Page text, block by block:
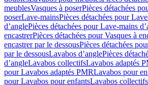
meublesVasques à poserPièces détachées
poserLave-mainsPièces détachées pour
d’anglePièces détachées pour Lave-mains
encastrerPièces détachées pour Vasques à
encastrer par le dessousPièces détachées
par le dessousLavabos d’anglePièces
d’angleLavabos collectifsLavabos adaptés
pour Lavabos adaptés PMRLavabos pour
pour Lavabos pour enfantsLavabos collectifs